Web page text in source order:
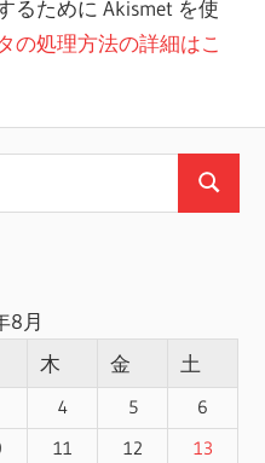
るために Akismet を使
の処理方法の詳細はこ
検
8月
木 金 土
4 5
6
11 12
13